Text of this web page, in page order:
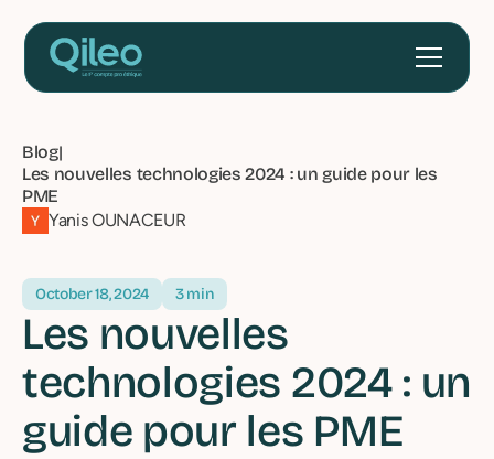
Blog|
Les nouvelles technologies 2024 : un guide pour les
PME
Yanis OUNACEUR
October 18, 2024 3 min
Les nouvelles
technologies 2024 : un
guide pour les PME